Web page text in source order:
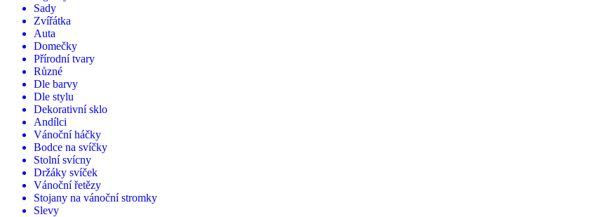
Sady
Zvířátka
Auta
Domečky
Přírodní tvary
Různé
Dle barvy
Dle stylu
Dekorativní sklo
Andílci
Vánoční háčky
Bodce na svíčky
Stolní svícny
Držáky svíček
Vánoční řetězy
Stojany na vánoční stromky
Slevy